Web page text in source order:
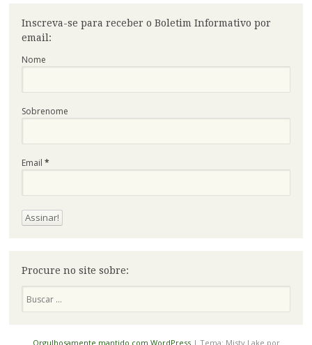
Inscreva-se para receber o Boletim Informativo por
email:
Nome
Sobrenome
Email *
Procure no site sobre:
Orgulhosamente mantido com WordPress | Tema: Misty Lake por